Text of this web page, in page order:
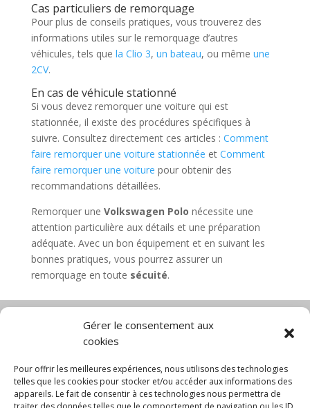
Gérer le consentement aux
cookies
Pour offrir les meilleures expériences, nous utilisons des technologies
telles que les cookies pour stocker et/ou accéder aux informations des
appareils. Le fait de consentir à ces technologies nous permettra de
Cas particuliers de remorquage
Pour plus de conseils pratiques, vous trouverez des
informations utiles sur le remorquage d’autres
véhicules, tels que la Clio 3, un bateau, ou même une
2CV.
En cas de véhicule stationné
Si vous devez remorquer une voiture qui est
stationnée, il existe des procédures spécifiques à
suivre. Consultez directement ces articles : Comment
faire remorquer une voiture stationnée et Comment
faire remorquer une voiture pour obtenir des
recommandations détaillées.
Remorquer une Volkswagen Polo nécessite une
attention particulière aux détails et une préparation
adéquate. Avec un bon équipement et en suivant les
bonnes pratiques, vous pourrez assurer un
remorquage en toute sécuité.
Diable électrique
Chariot manutention
CGV
Mentions légales
Politique de confidentialité et protection des